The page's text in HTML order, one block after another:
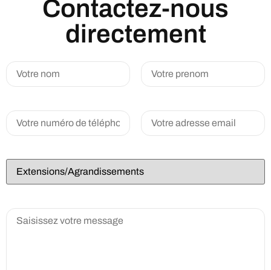
Contactez-nous
directement